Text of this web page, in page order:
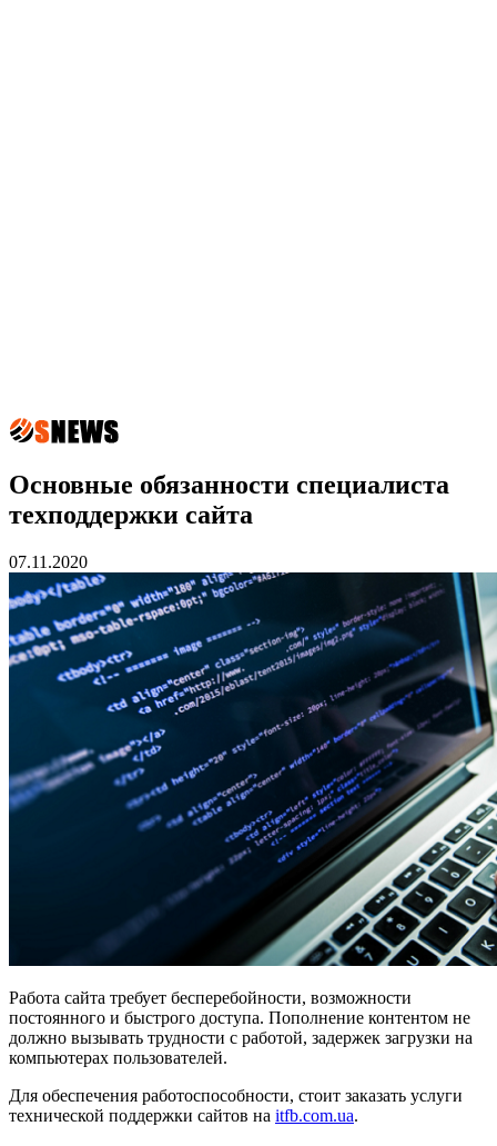
Основные обязанности специалиста
техподдержки сайта
07.11.2020
Работа сайта требует бесперебойности, возможности
постоянного и быстрого доступа. Пополнение контентом не
должно вызывать трудности с работой, задержек загрузки на
компьютерах пользователей.
Для обеспечения работоспособности, стоит заказать услуги
технической поддержки сайтов на itfb.com.ua.